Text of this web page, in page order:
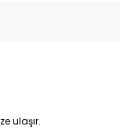
ulaşır.